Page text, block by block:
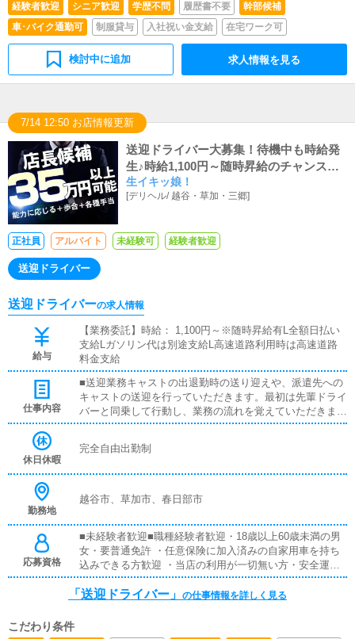
経験者歓迎
シニア歓迎 学歴不問 履歴書不要
幹部候補
車･バイク通勤可
制服貸与 入社祝い金支給 在宅ワーク可
検討中に追加 求人情報を見る
7/14 12:50 お店情報更新
送迎ドライバー大募集！待機中も時給発
生♪時給1,100円～随時昇給のチャンスが
あり！
生イキッ娘！
[デリヘル/ 越谷・草加・三郷]
正社員 アルバイト 未経験可 経験者歓迎
送迎ドライバー
送迎ドライバーの求人情報
給与
【業務委託】時給： 1,100円～※随時昇給有L全額日払い
支給Lガソリン代は別途支給L高速道路利用時は高速道路
料金支給
仕事内容
■送迎業務キャストの出退勤時の送り迎えや、派遣先への
キャストの送迎を行っていただきます。最初は先輩ドライ
バーと同乗して行動し、業務の流れを覚えていただきます
ので、未経験の方でも安心して働けます。お客様と対面で
は別途支給致します。
休日休暇
完全自由出勤制
勤務地
越谷市、草加市、春日部市
応募資格
■未経験者歓迎■職種経験者歓迎・18歳以上60歳未満の男
女・要普通免許 ・任意保険に加入済みの自家用車を持ち
込みできる方歓迎 ・当店の利用が一切無い方・安全運転
を心がけているかた
「送迎ドライバー」 の仕事情報を詳しく見る
こだわり条件